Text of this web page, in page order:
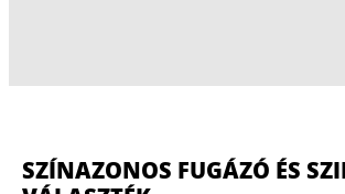
SZÍNAZONOS FUGÁZÓ ÉS